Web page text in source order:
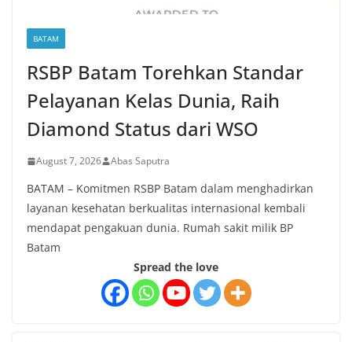
BATAM
RSBP Batam Torehkan Standar
Pelayanan Kelas Dunia, Raih
Diamond Status dari WSO
August 7, 2026 Abas Saputra
BATAM – Komitmen RSBP Batam dalam menghadirkan
layanan kesehatan berkualitas internasional kembali
mendapat pengakuan dunia. Rumah sakit milik BP
Batam
Spread the love